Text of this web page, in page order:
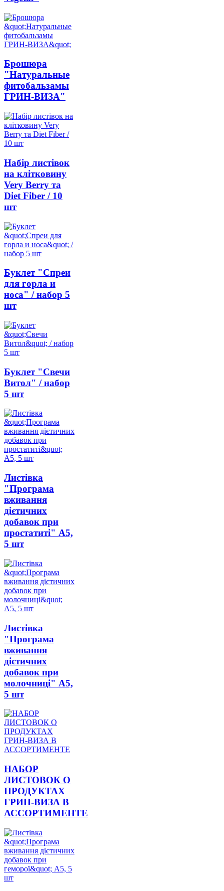
Брошюра
"Натуральные
фитобальзамы
ГРИН-ВИЗА"
Набір листівок
на клітковину
Very Berry та
Diet Fiber / 10
шт
Буклет "Спреи
для горла и
носа" / набор 5
шт
Буклет "Свечи
Витол" / набор
5 шт
Листівка
"Програма
вживання
дієтичних
добавок при
простатиті" А5,
5 шт
Листівка
"Програма
вживання
дієтичних
добавок при
молочниці" А5,
5 шт
НАБОР
ЛИСТОВОК О
ПРОДУКТАХ
ГРИН-ВИЗА В
АССОРТИМЕНТЕ